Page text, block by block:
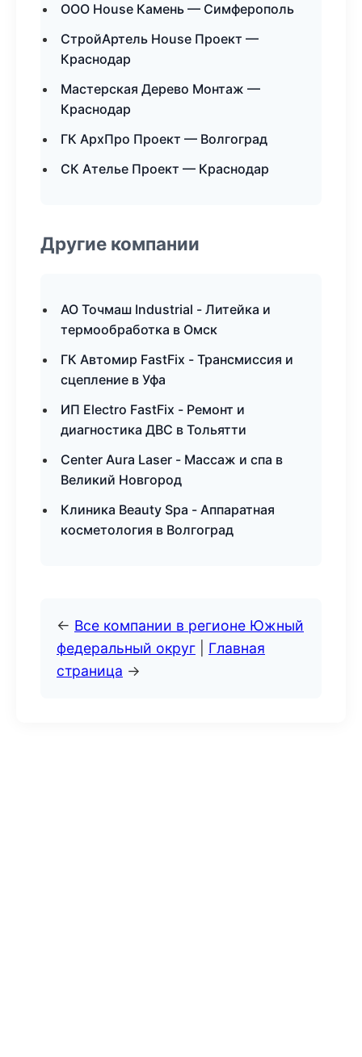
ООО House Камень — Симферополь
СтройАртель House Проект —
Краснодар
Мастерская Дерево Монтаж —
Краснодар
ГК АрхПро Проект — Волгоград
СК Ателье Проект — Краснодар
Другие компании
АО Точмаш Industrial - Литейка и
термообработка в Омск
ГК Автомир FastFix - Трансмиссия и
сцепление в Уфа
ИП Electro FastFix - Ремонт и
диагностика ДВС в Тольятти
Center Aura Laser - Массаж и спа в
Великий Новгород
Клиника Beauty Spa - Аппаратная
косметология в Волгоград
← Все компании в регионе Южный
федеральный округ
Главная
страница →